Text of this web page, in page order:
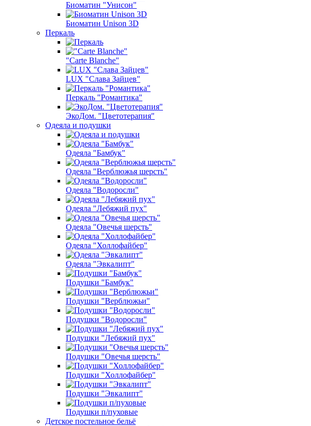
Биоматин "Унисон"
Биоматин Unison 3D
Перкаль
"Carte Blanche"
LUX "Слава Зайцев"
Перкаль "Романтика"
ЭкоДом. "Цветотерапия"
Одеяла и подушки
Одеяла "Бамбук"
Одеяла "Верблюжья шерсть"
Одеяла "Водоросли"
Одеяла "Лебяжий пух"
Одеяла "Овечья шерсть"
Одеяла "Холлофайбер"
Одеяла "Эвкалипт"
Подушки "Бамбук"
Подушки "Верблюжьи"
Подушки "Водоросли"
Подушки "Лебяжий пух"
Подушки "Овечья шерсть"
Подушки "Холлофайбер"
Подушки "Эвкалипт"
Подушки п/пуховые
Детское постельное бельё